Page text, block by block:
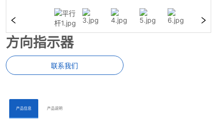
方向指示器
联系我们
ㅤㅤ产品信息ㅤㅤ ㅤㅤ产品说明ㅤㅤ